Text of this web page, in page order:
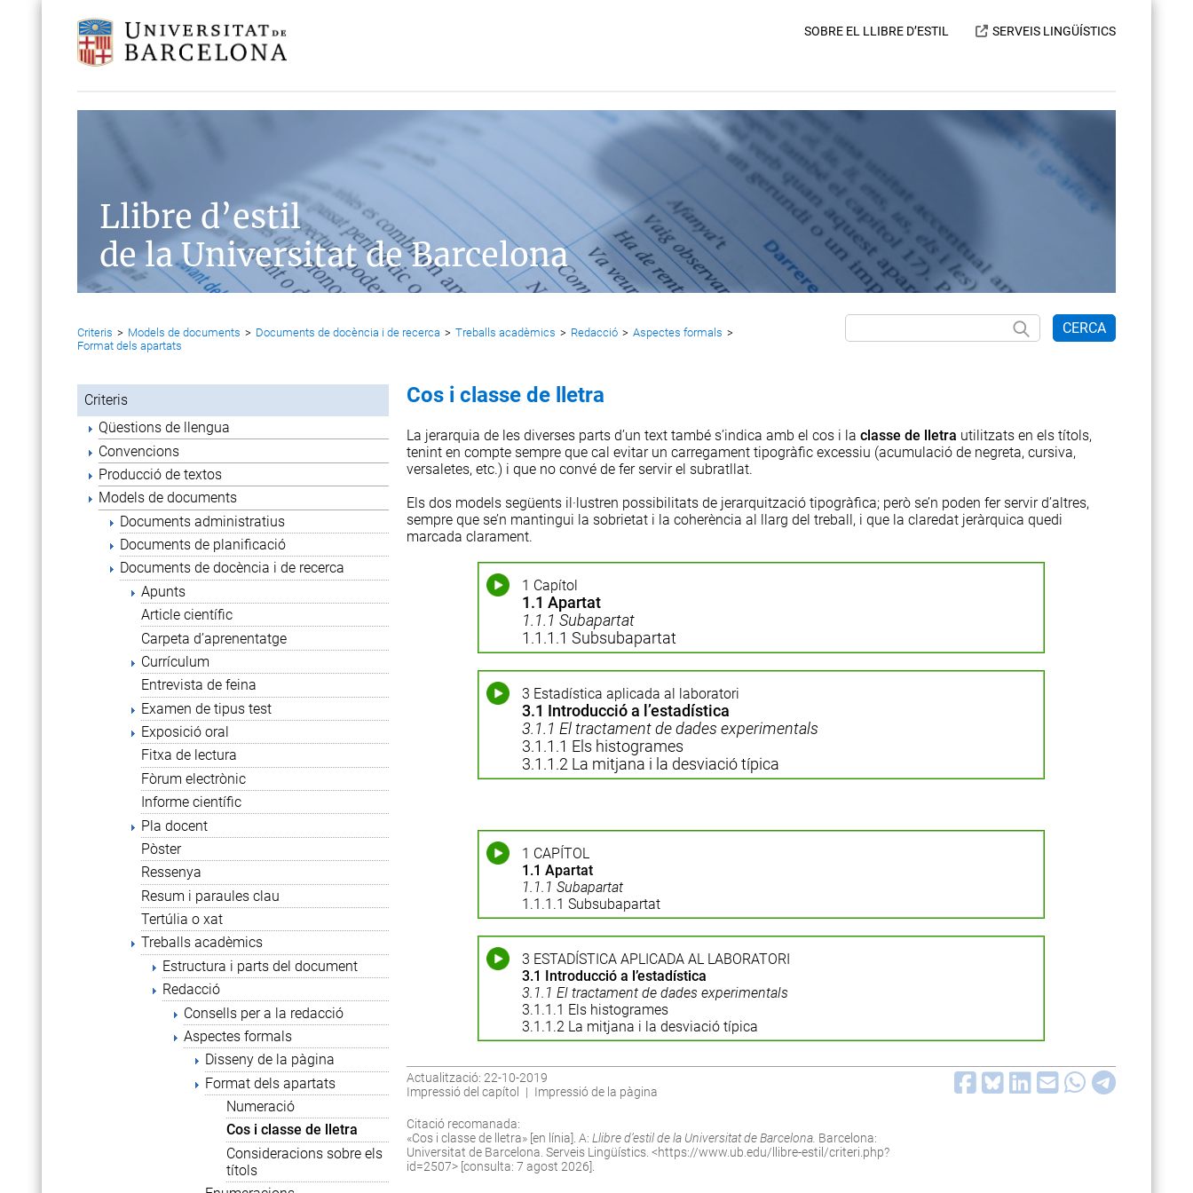
SOBRE EL LLIBRE D’ESTIL SERVEIS LINGÜÍSTICS
Llibre d’estil
de la Universitat de Barcelona
CERCA
Criteris > Models de documents > Documents de docència i de recerca > Treballs acadèmics > Redacció > Aspectes formals >
Format dels apartats
Criteris
Qüestions de llengua
Convencions
Producció de textos
Models de documents
Documents administratius
Documents de planificació
Documents de docència i de recerca
Apunts
Article científic
Carpeta d’aprenentatge
Currículum
Entrevista de feina
Examen de tipus test
Exposició oral
Fitxa de lectura
Fòrum electrònic
Informe científic
Pla docent
Pòster
Ressenya
Resum i paraules clau
Tertúlia o xat
Treballs acadèmics
Estructura i parts del document
Redacció
Consells per a la redacció
Aspectes formals
Disseny de la pàgina
Format dels apartats
Numeració
Cos i classe de lletra
Consideracions sobre els
títols
Cos i classe de lletra
La jerarquia de les diverses parts d’un text també s’indica amb el cos i la classe de lletra utilitzats en els títols,
tenint en compte sempre que cal evitar un carregament tipogràfic excessiu (acumulació de negreta, cursiva,
versaletes, etc.) i que no convé de fer servir el subratllat.
Els dos models següents il·lustren possibilitats de jerarquització tipogràfica; però se’n poden fer servir d’altres,
sempre que se’n mantingui la sobrietat i la coherència al llarg del treball, i que la claredat jeràrquica quedi
marcada clarament.
1 Capítol
1.1 Apartat
1.1.1 Subapartat
1.1.1.1 Subsubapartat
3 Estadística aplicada al laboratori
3.1 Introducció a l’estadística
3.1.1 El tractament de dades experimentals
3.1.1.1 Els histogrames
3.1.1.2 La mitjana i la desviació típica
1 CAPÍTOL
1.1 Apartat
1.1.1 Subapartat
1.1.1.1 Subsubapartat
3 ESTADÍSTICA APLICADA AL LABORATORI
3.1 Introducció a l’estadística
3.1.1 El tractament de dades experimentals
3.1.1.1 Els histogrames
3.1.1.2 La mitjana i la desviació típica
Actualització: 22-10-2019
Impressió del capítol
| Impressió de la pàgina
Citació recomanada:
«Cos i classe de lletra» [en línia]. A: Llibre d’estil de la Universitat de Barcelona. Barcelona:
Universitat de Barcelona. Serveis Lingüístics. <https://www.ub.edu/llibre-estil/criteri.php?
id=2507> [consulta: 7 agost 2026].